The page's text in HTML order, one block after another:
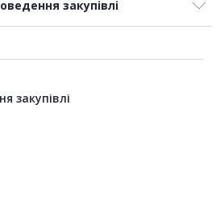
закупівлі
закупівлі